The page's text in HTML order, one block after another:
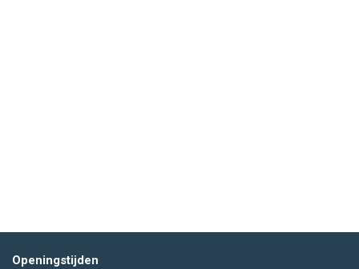
Openingstijden